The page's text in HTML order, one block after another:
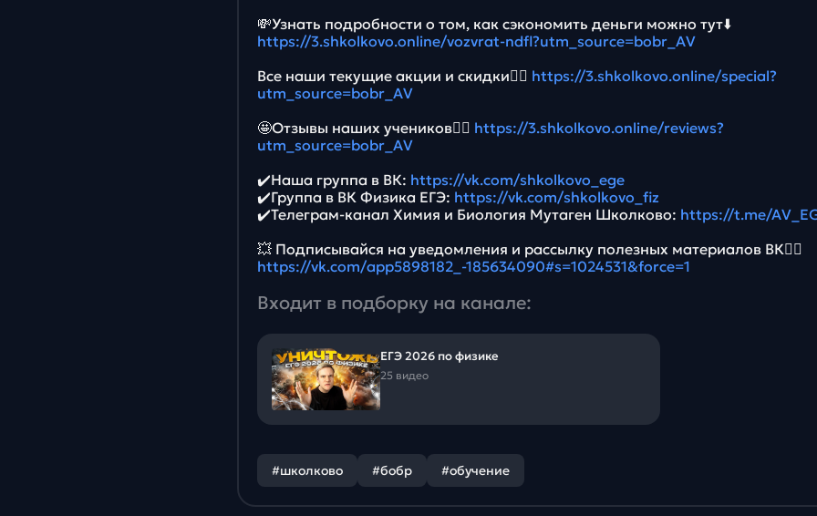
💸Узнать подробности о том, как сэкономить деньги можно тут⬇️
https://3.shkolkovo.online/vozvrat-ndfl?utm_source=bobr_AV
Все наши текущие акции и скидки👉🏻 https://3.shkolkovo.online/special?
utm_source=bobr_AV
🤩Отзывы наших учеников👉🏻 https://3.shkolkovo.online/reviews?
utm_source=bobr_AV
✔️Наша группа в ВК: https://vk.com/shkolkovo_ege
✔️Группа в ВК Физика ЕГЭ: https://vk.com/shkolkovo_fiz
✔️Телеграм-канал Химия и Биология Мутаген Школково: https://t.me/
💥 Подписывайся на уведомления и рассылку полезных материалов ВК👉🏻
https://vk.com/app5898182_-185634090#s=1024531&force=1
Входит в подборку на канале:
ЕГЭ 2026 по физике
25 видео
#школково #бобр #обучение